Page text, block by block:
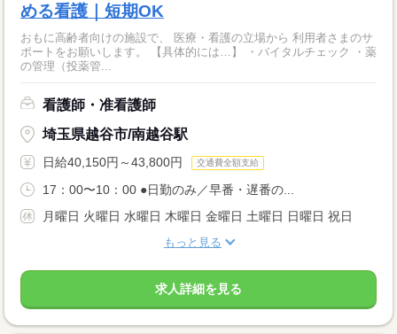
める看護｜短期OK
おもに高齢者向けの施設で、 医療・看護の立場から 利用者さまのサ
ポートをお願いします。 【具体的には…】 ・バイタルチェック ・薬
の管理（投薬管...
看護師・准看護師
埼玉県越谷市/南越谷駅
日給40,150円～43,800円 交通費全額支給
17：00〜10：00 ●日勤のみ／早番・遅番の...
月曜日 火曜日 水曜日 木曜日 金曜日 土曜日 日曜日 祝日
もっと見る
求人詳細を見る